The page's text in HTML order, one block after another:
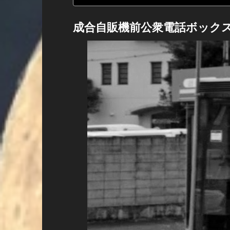
成合自販機前公衆電話ボック